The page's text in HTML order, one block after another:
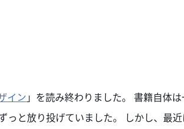
イン 」を読み終わりました。 書籍自体
と放り投げていました。 しかし、最近